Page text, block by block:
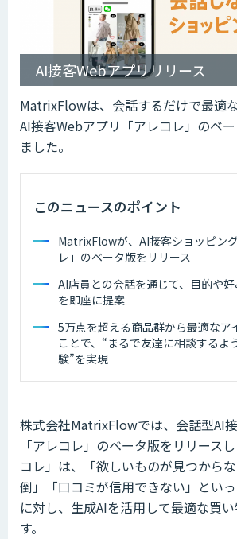
AI接客Webアプリリリース
MatrixFlowは、会話するだけで最適
AI接客Webアプリ「アレコレ」のベ
ました。
このニュースのポイント
MatrixFlowが、AI接客ショッピン
レ」のベータ版をリリース
AI店員との会話を通じて、目的や
を即座に提案
5万点を超える商品群から最適なア
ことで、“まるで友達に相談するよ
験”を実現
株式会社MatrixFlowでは、会話型AI
「アレコレ」のベータ版をリリース
コレ」は、「欲しいものが見つから
倒」「口コミが信用できない」とい
に対し、生成AIを活用して最適な買
す。